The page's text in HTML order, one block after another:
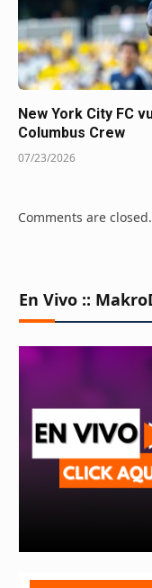
New York City FC
Columbus Crew
07/23/2026
Comments are closed.
En Vivo ::